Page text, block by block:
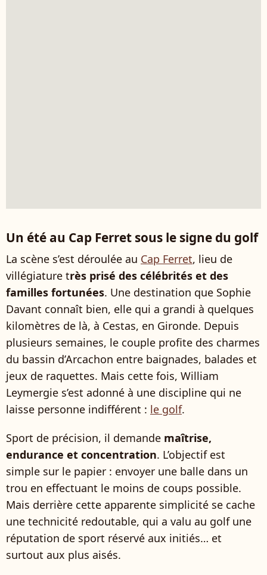
Un été au Cap Ferret sous le signe du golf
La scène s’est déroulée au Cap Ferret, lieu de
villégiature très prisé des célébrités et des
familles fortunées. Une destination que Sophie
Davant connaît bien, elle qui a grandi à quelques
kilomètres de là, à Cestas, en Gironde. Depuis
plusieurs semaines, le couple profite des charmes
du bassin d’Arcachon entre baignades, balades et
jeux de raquettes. Mais cette fois, William
Leymergie s’est adonné à une discipline qui ne
laisse personne indifférent : le golf.
Sport de précision, il demande maîtrise,
endurance et concentration. L’objectif est
simple sur le papier : envoyer une balle dans un
trou en effectuant le moins de coups possible.
Mais derrière cette apparente simplicité se cache
une technicité redoutable, qui a valu au golf une
réputation de sport réservé aux initiés… et
surtout aux plus aisés.